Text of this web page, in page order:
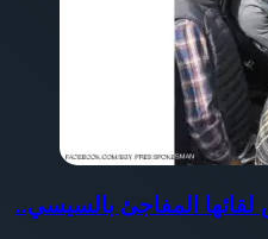
المفاجئ بالسيسي..